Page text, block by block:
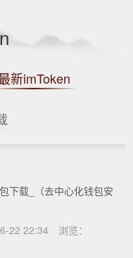
新imToken
下载_（去中心化钱包安
22 22:34 浏览：